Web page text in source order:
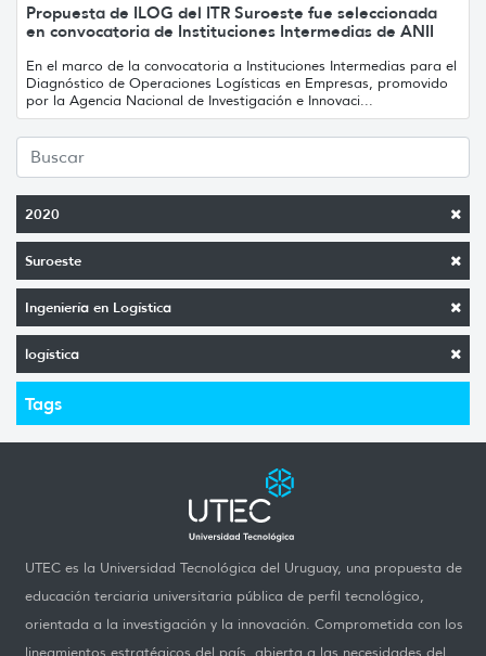
2020
Suroeste
Ingeniería en Logística
logística
Tags
Propuesta de ILOG del ITR Suroeste fue seleccionada
en convocatoria de Instituciones Intermedias de ANII
En el marco de la convocatoria a Instituciones Intermedias para el
Diagnóstico de Operaciones Logísticas en Empresas, promovido
por la Agencia Nacional de Investigación e Innovaci...
UTEC es la Universidad Tecnológica del Uruguay, una propuesta de
educación terciaria universitaria pública de perfil tecnológico,
orientada a la investigación y la innovación. Comprometida con los